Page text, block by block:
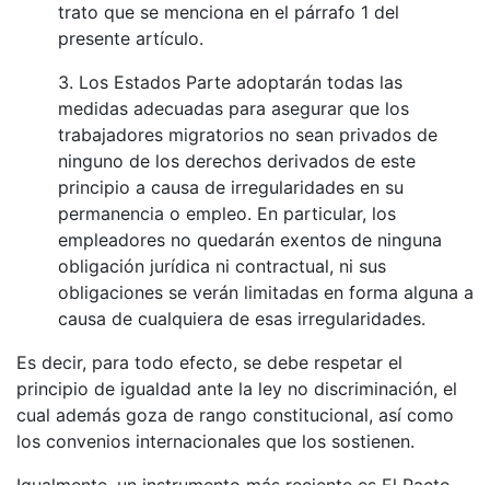
trato que se menciona en el párrafo 1 del
presente artículo.
3. Los Estados Parte adoptarán todas las
medidas adecuadas para asegurar que los
trabajadores migratorios no sean privados de
ninguno de los derechos derivados de este
principio a causa de irregularidades en su
permanencia o empleo. En particular, los
empleadores no quedarán exentos de ninguna
obligación jurídica ni contractual, ni sus
obligaciones se verán limitadas en forma alguna a
causa de cualquiera de esas irregularidades.
Es decir, para todo efecto, se debe respetar el
principio de igualdad ante la ley no discriminación, el
cual además goza de rango constitucional, así como
los convenios internacionales que los sostienen.